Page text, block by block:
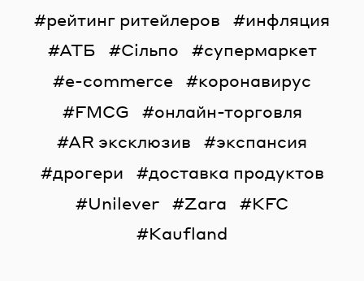
рейтинг ритейлеров
инфляция
АТБ
Сільпо
супермаркет
e-commerce
коронавирус
FMCG
онлайн-торговля
AR эксклюзив
экспансия
дрогери
доставка продуктов
Unilever
Zara
KFC
Kaufland